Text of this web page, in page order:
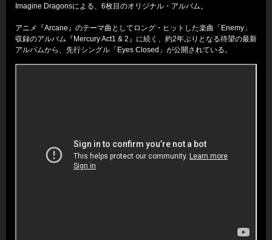
Imagine Dragonsによる、6枚目のオリジナル・アルバム。
アニメ『Arcane』のテーマ曲としてロング・ヒットした楽曲「Enemy」
収録のアルバム『Mercury Act1 & 2』に続く、約2年ぶりとなる待望の最新
アルバムから、先行シングル「Eyes Closed」が公開されている。